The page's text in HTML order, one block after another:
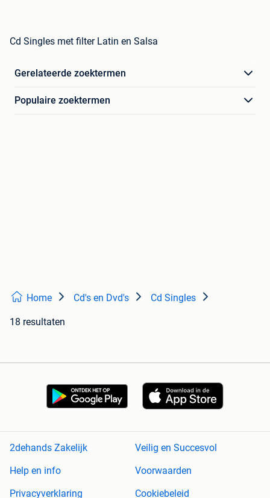
Cd Singles met filter Latin en Salsa
Gerelateerde zoektermen
Populaire zoektermen
Home Cd's en Dvd's Cd Singles
18 resultaten
2dehands Zakelijk
Veilig en Succesvol
Help en info
Voorwaarden
Privacyverklaring
Cookiebeleid